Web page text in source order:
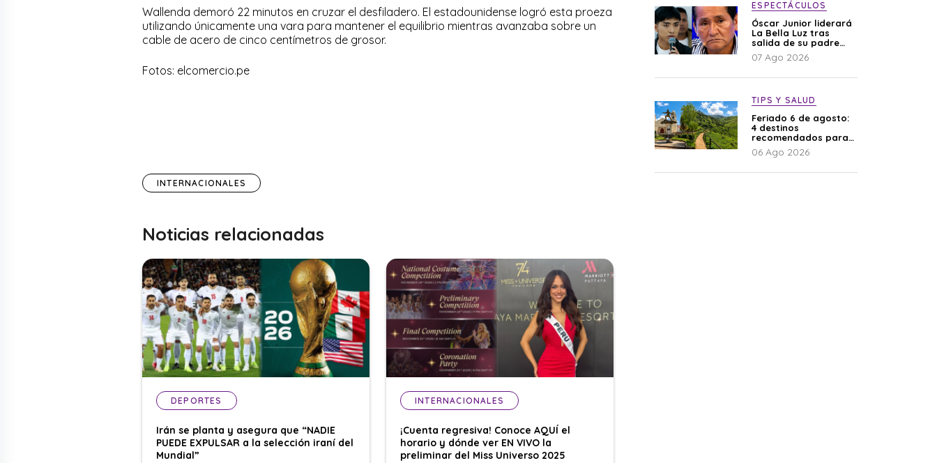
Wallenda demoró 22 minutos en cruzar el desfiladero. El estadounidense logró esta proeza
utilizando únicamente una vara para mantener el equilibrio mientras avanzaba sobre un
cable de acero de cinco centímetros de grosor.
Fotos: elcomercio.pe
INTERNACIONALES
Noticias relacionadas
DEPORTES
Irán se planta y asegura que “NADIE
PUEDE EXPULSAR a la selección iraní del
Mundial”
INTERNACIONALES
¡Cuenta regresiva! Conoce AQUÍ el
horario y dónde ver EN VIVO la
preliminar del Miss Universo 2025
ESPECTÁCULOS
Óscar Junior liderará
La Bella Luz tras
salida de su padre
por polémica con
Naldy Saldaña
07 Ago 2026
TIPS Y SALUD
Feriado 6 de agosto:
4 destinos
recomendados para
disfrutar el descanso
06 Ago 2026